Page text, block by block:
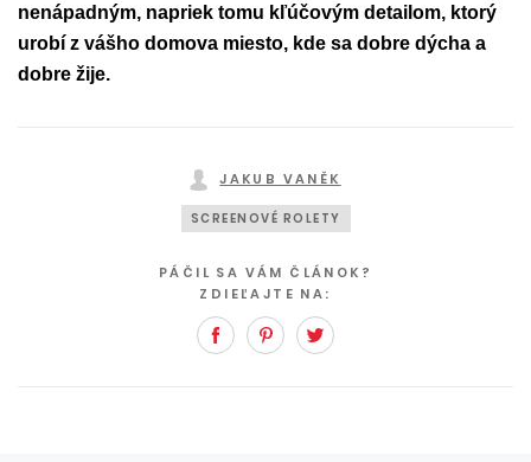
nenápadným, napriek tomu kľúčovým detailom, ktorý
urobí z vášho domova miesto, kde sa dobre dýcha a
dobre žije.
JAKUB VANĚK
SCREENOVÉ ROLETY
PÁČIL SA VÁM ČLÁNOK?
ZDIEĽAJTE NA:
FacebookPinterest